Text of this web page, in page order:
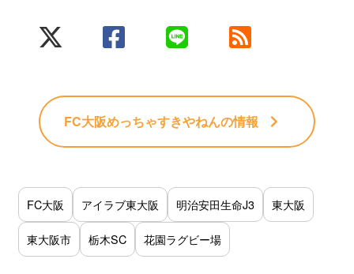
FC大阪めっちゃすきやねんの情報
FC大阪 アイラブ東大阪 明治安田生命J3 東大阪
東大阪市 栃木SC 花園ラグビー場